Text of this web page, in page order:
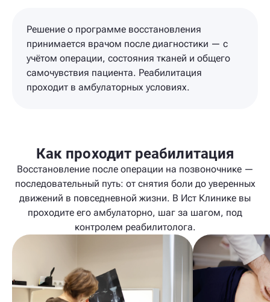
Решение о программе восстановления
принимается врачом после диагностики — с
учётом операции, состояния тканей и общего
самочувствия пациента. Реабилитация
проходит в амбулаторных условиях.
Как проходит реабилитация
Восстановление после операции на позвоночнике —
последовательный путь: от снятия боли до уверенных
движений в повседневной жизни. В Ист Клинике вы
проходите его амбулаторно, шаг за шагом, под
контролем реабилитолога.